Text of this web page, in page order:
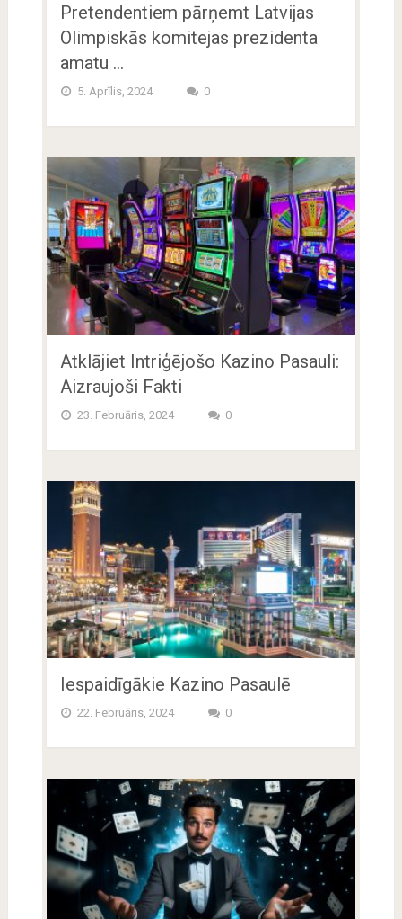
Pretendentiem pārņemt Latvijas
Olimpiskās komitejas prezidenta
amatu …
5. Aprīlis, 2024 0
Atklājiet Intriģējošo Kazino Pasauli:
Aizraujoši Fakti
23. Februāris, 2024 0
Iespaidīgākie Kazino Pasaulē
22. Februāris, 2024 0